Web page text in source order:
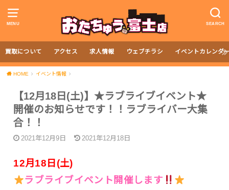
MENU SEARCH
買取について アクセス 求人情報 ウェブチラシ イベントカレンダ
HOME イベント情報
【12月18日(土)】★ラブライブイベント★
開催のお知らせです！！ラブライバー大集
合！！
2021年12月9日 2021年12月18日
12月18日(土)
ラブライブイベント開催します